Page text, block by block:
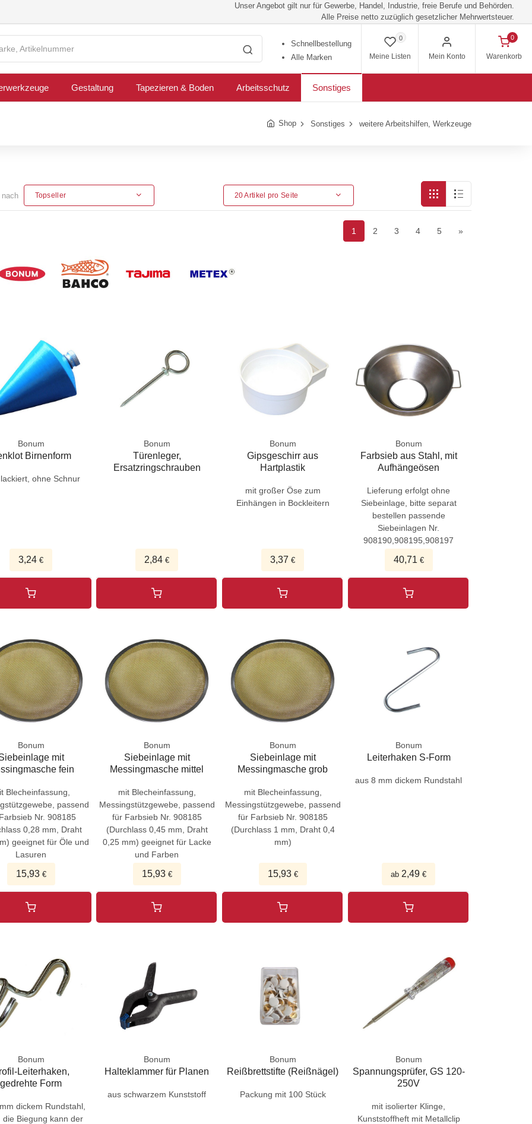
Unser Angebot gilt nur für Gewerbe, Handel, Industrie, freie Berufe und Behörden.
Alle Preise netto zuzüglich gesetzlicher Mehrwertsteuer.
Schnellbestellung
Alle Marken
0
Meine Listen Mein Konto
0
Warenkorb
Gestaltung Tapezieren & Boden Arbeitsschutz Sonstiges
Shop Sonstiges weitere Arbeitshilfen, Werkzeuge
Topseller 20 Artikel pro Seite
1 2 3 4 5 »
Bonum
Birnenform
ohne Schnur
3,24 €
Bonum
Türenleger,
Ersatzringschrauben
2,84 €
Bonum
Gipsgeschirr aus
Hartplastik
mit großer Öse zum
Einhängen in Bockleitern
3,37 €
Bonum
Farbsieb aus Stahl, mit
Aufhängeösen
Lieferung erfolgt ohne
Siebeinlage, bitte separat
bestellen passende
Siebeinlagen Nr.
908190,908195,908197
40,71 €
Bonum
mit
fein
Blecheinfassung,
passend
Nr. 908185
0,28 mm, Draht
geeignet für Öle und
Lasuren
15,93€
Bonum
Siebeinlage mit
Messingmasche mittel
mit Blecheinfassung,
Messingstützgewebe, passend
für Farbsieb Nr. 908185
(Durchlass 0,45 mm, Draht
0,25 mm) geeignet für Lacke
und Farben
15,93€
Bonum
Siebeinlage mit
Messingmasche grob
mit Blecheinfassung,
Messingstützgewebe, passend
für Farbsieb Nr. 908185
(Durchlass 1 mm, Draht 0,4
mm)
15,93€
Bonum
Leiterhaken S-Form
aus 8 mm dickem Rundstahl
ab 2,49 €
Bonum
Leiterhaken,
gedrehte Form
dickem Rundstahl,
die Biegung kann der
Bonum
Halteklammer für Planen
aus schwarzem Kunststoff
Bonum
Reißbrettstifte (Reißnägel)
Packung mit 100 Stück
Bonum
Spannungsprüfer, GS 120-
250V
mit isolierter Klinge,
Kunststoffheft mit Metallclip